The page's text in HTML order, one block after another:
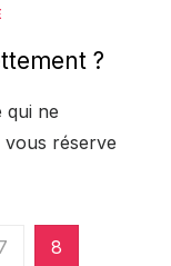
?
qui ne
vous réserve
8